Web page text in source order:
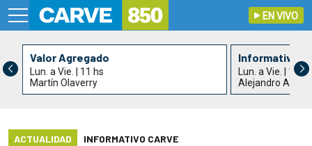
EN VIVO
Valor Agregado
Lun. a Vie. | 11 hs
Martín Olaverry
Informativo
Lun. a Vie. | 13 hs
Alejandro Acle
ACTUALIDAD INFORMATIVO CARVE